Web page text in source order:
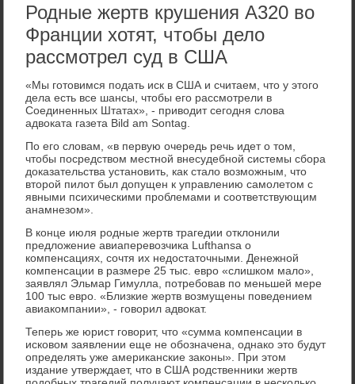
Родные жертв крушения А320 во
Франции хотят, чтобы дело
рассмотрел суд в США
«Мы готовимся подать иск в США и считаем, что у этого
дела есть все шансы, чтобы его рассмотрели в
Соединенных Штатах», - приводит сегодня слова
адвоката газета Bild am Sontag.
По его словам, «в первую очередь речь идет о том,
чтобы посредством местной внесудебной системы сбора
доказательства установить, как стало возможным, что
второй пилот был допущен к управлению самолетом с
явными психическими проблемами и соответствующим
анамнезом».
В конце июля родные жертв трагедии отклонили
предложение авиаперевозчика Lufthansa о
компенсациях, сочтя их недостаточными. Денежной
компенсации в размере 25 тыс. евро «слишком мало»,
заявлял Эльмар Гимулла, потребовав по меньшей мере
100 тыс евро. «Близкие жертв возмущены поведением
авиакомпании», - говорил адвокат.
Теперь же юрист говорит, что «сумма компенсации в
исковом заявлении еще не обозначена, однако это будут
определять уже американские законы». При этом
издание утверждает, что в США родственники жертв